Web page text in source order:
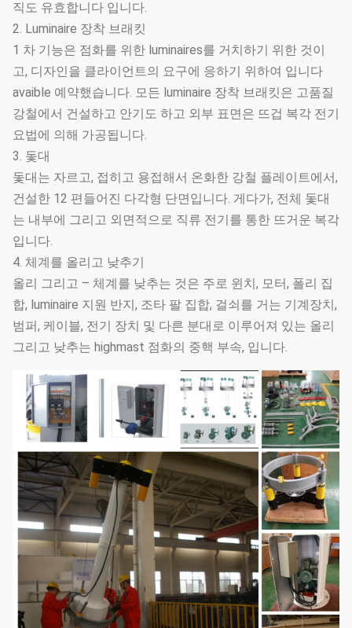
직도 유효합니다 입니다.
2. Luminaire 장착 브래킷
1 차 기능은 점화를 위한 luminaires를 거치하기 위한 것이
고, 디자인을 클라이언트의 요구에 응하기 위하여 입니다
avaible 예약했습니다. 모든 luminaire 장착 브래킷은 고품질
강철에서 건설하고 안기도 하고 외부 표면은 뜨겁 복각 전기
요법에 의해 가공됩니다.
3. 돛대
돛대는 자르고, 접히고 용접해서 온화한 강철 플레이트에서,
건설한 12 편들어진 다각형 단면입니다. 게다가, 전체 돛대
는 내부에 그리고 외면적으로 직류 전기를 통한 뜨거운 복각
입니다.
4. 체계를 올리고 낮추기
올리 그리고 – 체계를 낮추는 것은 주로 윈치, 모터, 폴리 집
합, luminaire 지원 반지, 조타 팔 집합, 걸쇠를 거는 기계장치,
범퍼, 케이블, 전기 장치 및 다른 분대로 이루어져 있는 올리
그리고 낮추는 highmast 점화의 중핵 부속, 입니다.